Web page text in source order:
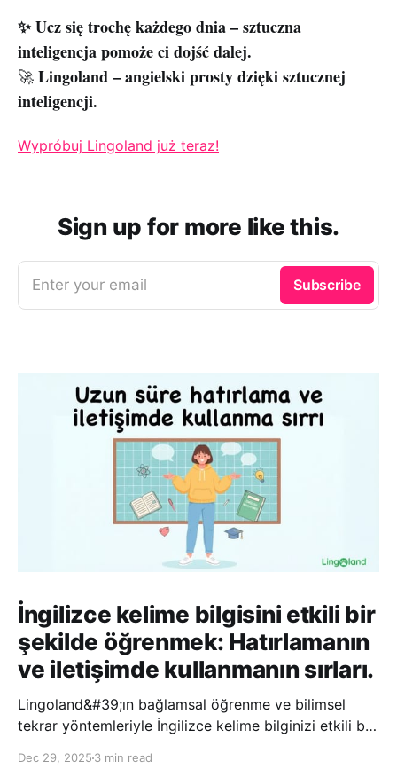
✨ Ucz się trochę każdego dnia – sztuczna
inteligencja pomoże ci dojść dalej.
🚀 Lingoland – angielski prosty dzięki sztucznej
inteligencji.
Wypróbuj Lingoland już teraz!
Sign up for more like this.
Enter your email Subscribe
İngilizce kelime bilgisini etkili bir
şekilde öğrenmek: Hatırlamanın
ve iletişimde kullanmanın sırları.
Lingoland&#39;ın bağlamsal öğrenme ve bilimsel
tekrar yöntemleriyle İngilizce kelime bilginizi etkili bir
Dec 29, 2025 3 min read